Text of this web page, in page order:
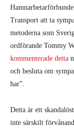
Transport att ta
metoderna som
ordförande Tommy
kommenterade detta
och besluta om
har”.
Detta är ett
inte särskilt